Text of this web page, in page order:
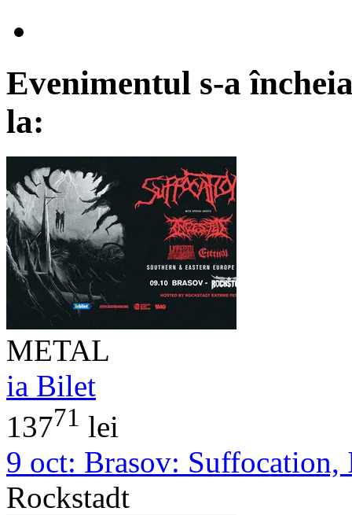
Evenimentul s-a
la:
METAL
ia Bilet
13771 lei
9 oct: Brasov: Suffocation,
Rockstadt